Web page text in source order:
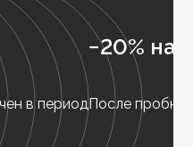
в период
−20% на
После